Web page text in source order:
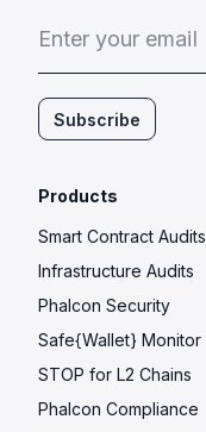
Enter your email
Subscribe
Products
Smart Contract Audits
Infrastructure Audits
Phalcon Security
Safe{Wallet} Monitor
STOP for L2 Chains
Phalcon Compliance